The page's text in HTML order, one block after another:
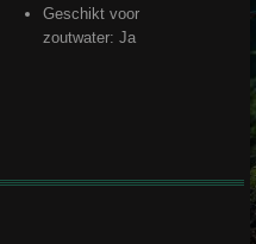
Geschikt voor
zoutwater: Ja